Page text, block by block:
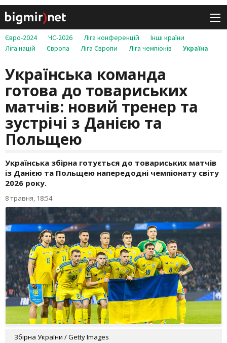
Євро-2024 ЧС-2026 Ліга конференцій
Інші країни
Ліга націй
Європа Ліга Європи Ліга чемпіонів Україна
Українська команда
готова до товариських
матчів: новий тренер та
зустрічі з Данією та
Польщею
Українська збірна готується до товариських матчів
із Данією та Польщею напередодні чемпіонату світу
2026 року.
8 травня, 18:54
Збірна України / Getty Images